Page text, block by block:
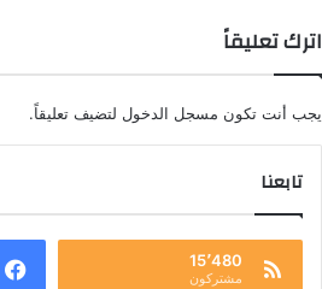
اترك تعليقاً
يجب أنت تكون مسجل الدخول لتضيف تعليقاً.
تابعنا
15٬480
مشتركون